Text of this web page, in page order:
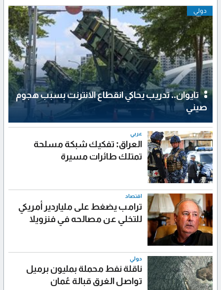
دولي
تايوان.. تدريب يحاكي انقطاع الانترنت بسبب هجوم
صيني
عربي
العراق: تفكيك شبكة مسلحة
تمتلك طائرات مسيرة
اقتصاد
ترامب يضغط على ملياردير أمريكي
للتخلي عن مصالحه في فنزويلا
دولي
ناقلة نفط محملة بمليون برميل
تواصل الغرق قبالة عُمان